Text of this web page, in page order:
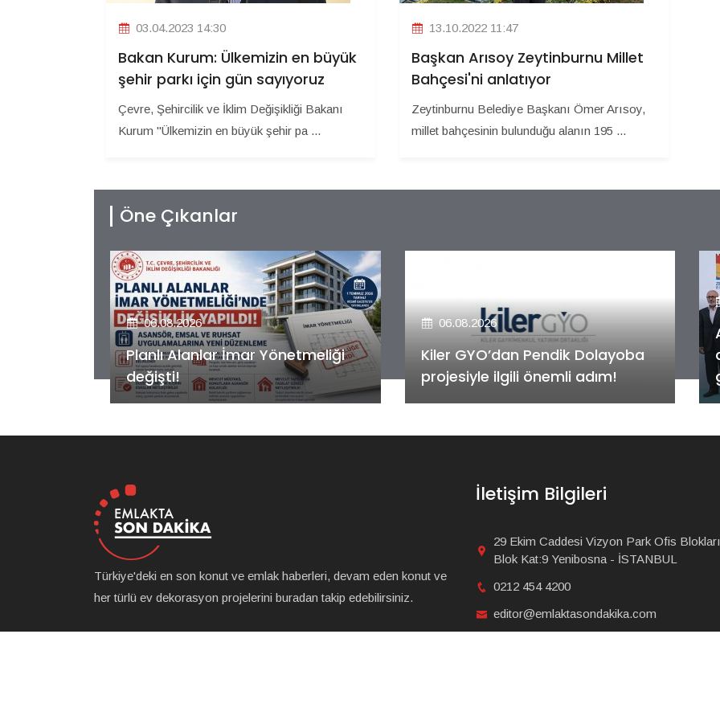
03.04.2023 14:30
Bakan Kurum: Ülkemizin en büyük
şehir parkı için gün sayıyoruz
Çevre, Şehircilik ve İklim Değişikliği Bakanı
Kurum "Ülkemizin en büyük şehir pa ...
13.10.2022 11:47
Başkan Arısoy Zeytinburnu Millet
Bahçesi'ni anlatıyor
Zeytinburnu Belediye Başkanı Ömer Arısoy,
millet bahçesinin bulunduğu alanın 195 ...
Öne Çıkanlar
06.08.2026
Kiler GYO’dan Pendik Dolayoba
projesiyle ilgili önemli adım!
06.08.2026
Alya Merkezefendi Konutları'nın
anahtar teslim töreni
gerçekleştirildi!
Türkiye'deki en son konut ve emlak haberleri, devam eden konut ve
her türlü ev dekorasyon projelerini buradan takip edebilirsiniz.
İletişim Bilgileri
29 Ekim Caddesi Vizyon Park Ofis
Blok Kat:9 Yenibosna - İSTANBUL
0212 454 4200
editor@emlaktasondakika.com